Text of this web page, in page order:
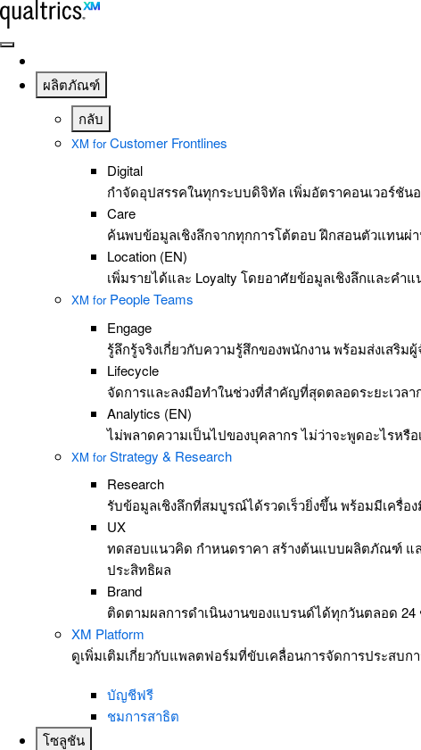
ข้ามไปที่เนื้อหาหลักt
ผลิตภัณฑ์
กลับ
XM forCustomer Frontlines
Digital
กำจัดอุปสรรคในทุกระบบดิจิทัล เพิ่มอัตราคอนเวอร์ชัน
Care
ค้นพบข้อมูลเชิงลึกจากทุกการโต้ตอบ ฝึกสอนตัวแทนผ่
Location (EN)
เพิ่มรายได้และ Loyalty โดยอาศัยข้อมูลเชิงลึกและคำ
XM forPeople Teams
Engage
รู้ลึกรู้จริงเกี่ยวกับความรู้สึกของพนักงาน พร้อมส่งเส
Lifecycle
จัดการและลงมือทำในช่วงที่สำคัญที่สุดตลอดระยะเวล
Analytics (EN)
ไม่พลาดความเป็นไปของบุคลากร ไม่ว่าจะพูดอะไรหรื
XM forStrategy & Research
Research
รับข้อมูลเชิงลึกที่สมบูรณ์ได้รวดเร็วยิ่งขึ้น พร้อมมีเครื่
UX
ทดสอบแนวคิด กำหนดราคา สร้างต้นแบบผลิตภัณฑ์ แล
ประสิทธิผล
Brand
ติดตามผลการดำเนินงานของแบรนด์ได้ทุกวันตลอด
XM Platform
ดูเพิ่มเติมเกี่ยวกับแพลตฟอร์มที่ขับเคลื่อนการจัดการประสบก
บัญชีฟรี
ชมการสาธิต
โซลูชัน